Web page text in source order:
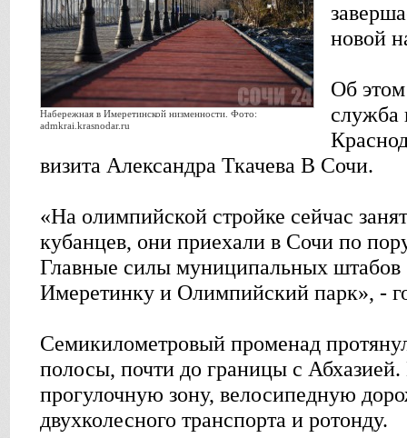
Набережная в Имеретинской низменности. Фото:
admkrai.krasnodar.ru
новой
Об
служба
визита Александра Ткачева В Сочи.
«На олимпийской стройке сейчас
кубанцев, они приехали в Сочи по
Главные силы муниципальных
Имеретинку и Олимпийский парк», -
Семикилометровый променад
полосы, почти до границы с
прогулочную зону, велосипедную
двухколесного транспорта и ротонду.